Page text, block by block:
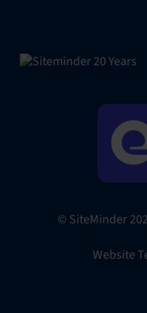
© SiteMinder
Website